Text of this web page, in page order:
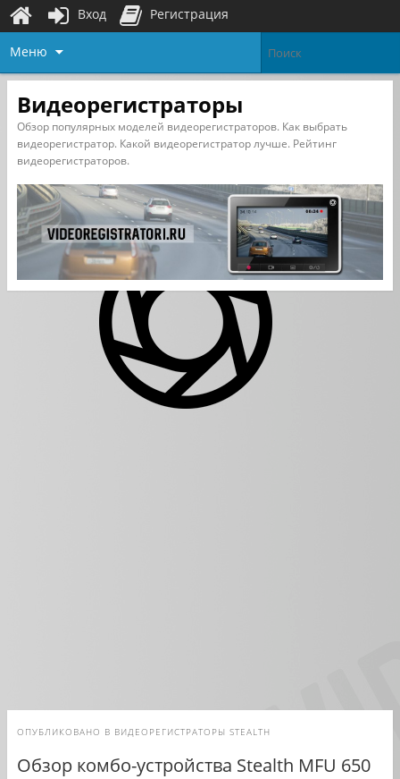
Меню
Видеорегистраторы
Обзор популярных моделей видеорегистраторов. Как выбрать
видеорегистратор. Какой видеорегистратор лучше. Рейтинг
видеорегистраторов.
ОПУБЛИКОВАНО В ВИДЕОРЕГИСТРАТОРЫ STEALTH
Обзор комбо-устройства Stealth MFU 650
Вход Регистрация